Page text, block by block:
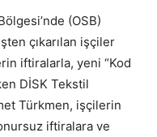
(OSB)
çıkarılan işçiler
iftiralarla, yeni “Kod
DİSK Tekstil
Türkmen, işçilerin
iftiralara ve